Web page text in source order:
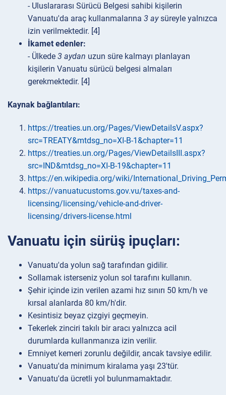
- Uluslararası Sürücü Belgesi sahibi kişilerin
Vanuatu'da araç kullanmalarına 3 aysüreyle yalnızca
izin verilmektedir. [4]
İkamet edenler:
- Ülkede 3 aydan uzun süre kalmayı planlayan
kişilerin Vanuatu sürücü belgesi almaları
gerekmektedir. [4]
Kaynak bağlantıları:
https://treaties.un.org/Pages/ViewDetailsV.aspx?
src=TREATY&mtdsg_no=XI-B-1&chapter=11
https://treaties.un.org/Pages/ViewDetailsIII.aspx?
src=IND&mtdsg_no=XI-B-19&chapter=11
https://en.wikipedia.org/wiki/
https://vanuatucustoms.gov.vu/taxes-and-
licensing/licensing/vehicle-and-driver-
licensing/drivers-license.html
Vanuatu için sürüş ipuçları:
Vanuatu'da yolun sağ tarafından gidilir.
Sollamak isterseniz yolun sol tarafını kullanın.
Şehir içinde izin verilen azami hız sınırı 50 km/h ve
kırsal alanlarda 80 km/h'dir.
Kesintisiz beyaz çizgiyi geçmeyin.
Tekerlek zinciri takılı bir aracı yalnızca acil
durumlarda kullanmanıza izin verilir.
Emniyet kemeri zorunlu değildir, ancak tavsiye edilir.
Vanuatu'da minimum kiralama yaşı 23'tür.
Vanuatu'da ücretli yol bulunmamaktadır.